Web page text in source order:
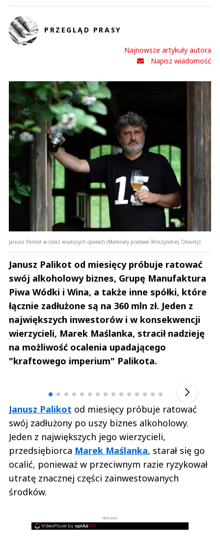
PRZEGLĄD PRASY
Najnowsze artykuły autora
Napisz wiadomość
Janusz Palikot w coraz większych opałach (Materiały prasowe Tenczyńskiej Okovity)
Janusz Palikot od miesięcy próbuje ratować
swój alkoholowy biznes, Grupę Manufaktura
Piwa Wódki i Wina, a także inne spółki, które
łącznie zadłużone są na 360 mln zł. Jeden z
największych inwestorów i w konsekwencji
wierzycieli, Marek Maślanka, stracił nadzieję
na możliwość ocalenia upadającego
"kraftowego imperium" Palikota.
Janusz Palikot od miesięcy próbuje ratować
swój zadłużony po uszy biznes alkoholowy.
Jeden z największych jego wierzycieli,
przedsiębiorca Marek Maślanka, starał się go
ocalić, ponieważ w przeciwnym razie ryzykował
utratę znacznej części zainwestowanych
środków.
REKLAMA